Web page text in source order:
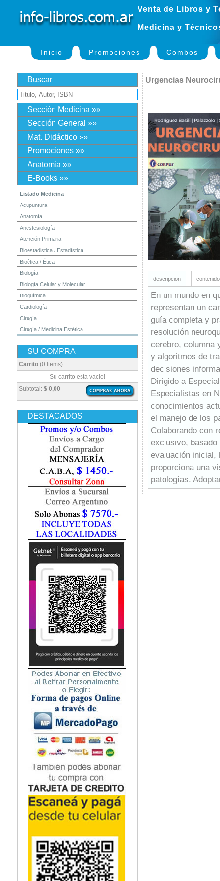
Venta de Libros y
Medicina y
Inicio Promociones Combos
Buscar
Sección Medicina »»
Sección General »»
Mat. Didáctico »»
Promociones »»
Anatomia »»
E-Books »»
Listado Medicina
Acupuntura
Anatomía
Anestesiología
Atención Primaria
Bioestadistica / Estadística
Bioética / Ética
Biología
Biología Celular y Molecular
Bioquímica
Cardiología
Cirugía
Cirugía / Medicina Estética
Dermatología
Diagnóstico por Imagen / Radiología
Embriología
Enfermería
Epidemiología
Farmacia / Farmacología
Fisiatría / Kinesiología
Fisiología / Fisiopatología
Fonoaudiología
Gastroenterología
Geriatría
Ginecología / Obstetricia
Hematología
Histología
Homeopatía
Infectología
Inmunología
Instrumentación Quirurgica
Medicina del Deporte / Rehabilitación
Medicina Emergencias / Urgencias
Medicina Forense / Legal
Medicina General
Medicina Interna
Microbiología
Nefrología
Neonatología / Pediatría
Neumología
Neuroanatomía / Neurociencia
Neurocirugía
Neurología
Nutrición
Odontología
Oftalmología
Oncología / Cuidados Paliativos
Ortopedía / Traumatología
Osteopatía
Otorrinolaringología
Podología
Psicología
Psiquiatría
Química
SU COMPRA
Carrito (0 Items)
Subtotal: $ 0,00
Su carrito esta vacio!
DESTACADOS
Urgencias
descripcion
En un mundo en
representan un
guía completa y
resolución
cerebro, columna
y algoritmos de
decisiones
Dirigido a
Especialistas en
conocimientos
el manejo de los
Colaborando con
exclusivo, basado
evaluación inicial,
proporciona una
patologías.
evidencia,